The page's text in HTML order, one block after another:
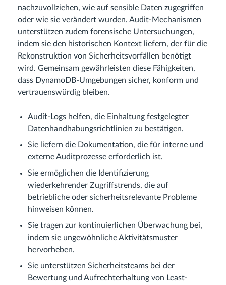
nachzuvollziehen, wie auf sensible Daten zugegriffen
oder wie sie verändert wurden. Audit-Mechanismen
unterstützen zudem forensische Untersuchungen,
indem sie den historischen Kontext liefern, der für die
Rekonstruktion von Sicherheitsvorfällen benötigt
wird. Gemeinsam gewährleisten diese Fähigkeiten,
dass DynamoDB-Umgebungen sicher, konform und
vertrauenswürdig bleiben.
Audit-Logs helfen, die Einhaltung festgelegter
Datenhandhabungsrichtlinien zu bestätigen.
Sie liefern die Dokumentation, die für interne und
externe Auditprozesse erforderlich ist.
Sie ermöglichen die Identifizierung
wiederkehrender Zugriffstrends, die auf
betriebliche oder sicherheitsrelevante Probleme
hinweisen können.
Sie tragen zur kontinuierlichen Überwachung bei,
indem sie ungewöhnliche Aktivitätsmuster
hervorheben.
Sie unterstützen Sicherheitsteams bei der
Bewertung und Aufrechterhaltung von Least-